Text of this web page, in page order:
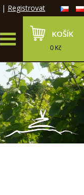
| Registrovat
KOŠÍK
0 Kč